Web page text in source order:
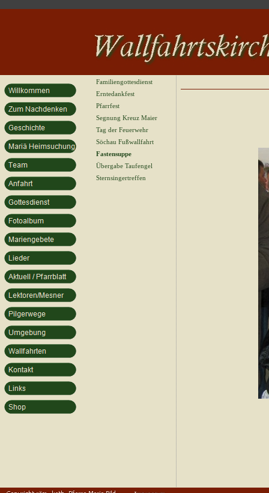
Familiengottesdienst
Erntedankfest
Pfarrfest
Segnung Kreuz Maier
Tag der Feuerwehr
Söchau Fußwallfahrt
Fastensuppe
Übergabe Taufengel
Sternsingertreffen